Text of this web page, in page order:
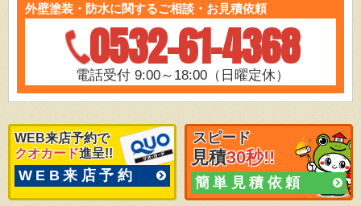
外壁塗装・防水に関するご相談・お見積依頼
0532-61-4368
電話受付 9:00～18:00（日曜定休）
WEB来店予約で
クオカード進呈!!
WEB来店予約
スピード
見積30秒!!
簡単見積依頼